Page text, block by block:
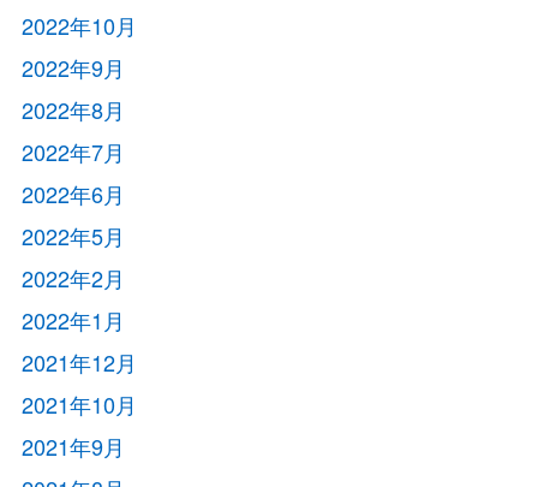
2022年10月
2022年9月
2022年8月
2022年7月
2022年6月
2022年5月
2022年2月
2022年1月
2021年12月
2021年10月
2021年9月